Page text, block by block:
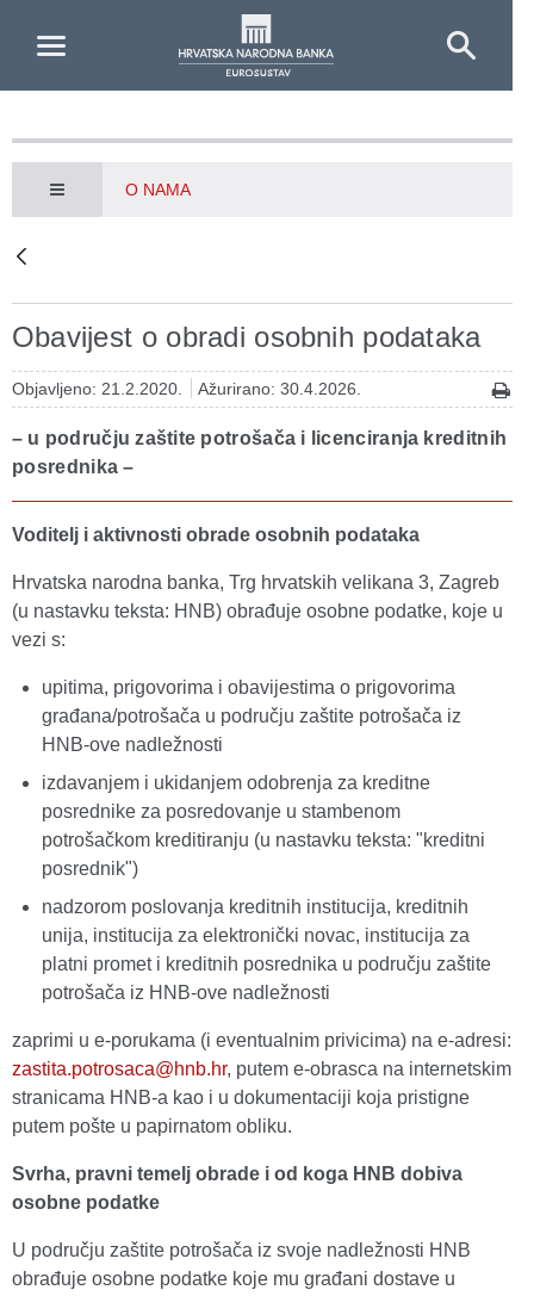
O NAMA
Obavijest o obradi osobnih podataka
Objavljeno: 21.2.2020. Ažurirano: 30.4.2026.
– u području zaštite potrošača i licenciranja kreditnih
posrednika –
Voditelj i aktivnosti obrade osobnih podataka
Hrvatska narodna banka, Trg hrvatskih velikana 3, Zagreb
(u nastavku teksta: HNB) obrađuje osobne podatke, koje u
vezi s:
upitima, prigovorima i obavijestima o prigovorima
građana/potrošača u području zaštite potrošača iz
HNB-ove nadležnosti
izdavanjem i ukidanjem odobrenja za kreditne
posrednike za posredovanje u stambenom
potrošačkom kreditiranju (u nastavku teksta: "kreditni
posrednik")
nadzorom poslovanja kreditnih institucija, kreditnih
unija, institucija za elektronički novac, institucija za
platni promet i kreditnih posrednika u području zaštite
potrošača iz HNB-ove nadležnosti
zaprimi u e-porukama (i eventualnim privicima) na e-adresi:
zastita.potrosaca@hnb.hr, putem e-obrasca na internetskim
stranicama HNB-a kao i u dokumentaciji koja pristigne
putem pošte u papirnatom obliku.
Svrha, pravni temelj obrade i od koga HNB dobiva
osobne podatke
U području zaštite potrošača iz svoje nadležnosti HNB
obrađuje osobne podatke koje mu građani dostave u